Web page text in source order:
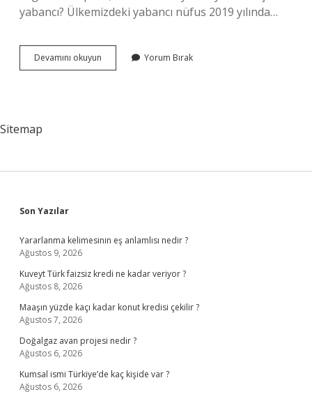
yabancı? Ülkemizdeki yabancı nüfus 2019 yılında…
Devamını okuyun Türkiyede
Kaç
Yorum Bırak
Sitemap
Sidebar
Son Yazılar
Yararlanma kelimesinin eş anlamlısı nedir ?
Ağustos 9, 2026
Kuveyt Türk faizsiz kredi ne kadar veriyor ?
Ağustos 8, 2026
Maaşın yüzde kaçı kadar konut kredisi çekilir ?
Ağustos 7, 2026
Doğalgaz avan projesi nedir ?
Ağustos 6, 2026
Kumsal ismi Türkiye’de kaç kişide var ?
Ağustos 6, 2026